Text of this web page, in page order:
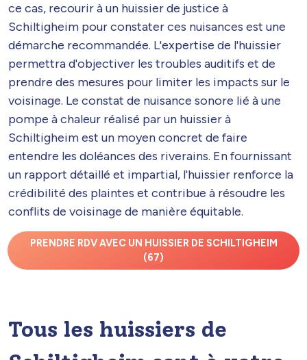
ce cas, recourir à un huissier de justice à
Schiltigheim pour constater ces nuisances est une
démarche recommandée. L'expertise de l'huissier
permettra d'objectiver les troubles auditifs et de
prendre des mesures pour limiter les impacts sur le
voisinage. Le constat de nuisance sonore lié à une
pompe à chaleur réalisé par un huissier à
Schiltigheim est un moyen concret de faire
entendre les doléances des riverains. En fournissant
un rapport détaillé et impartial, l'huissier renforce la
crédibilité des plaintes et contribue à résoudre les
conflits de voisinage de manière équitable.
PRENDRE RDV AVEC UN HUISSIER DE SCHILTIGHEIM
(67)
Tous les huissiers de